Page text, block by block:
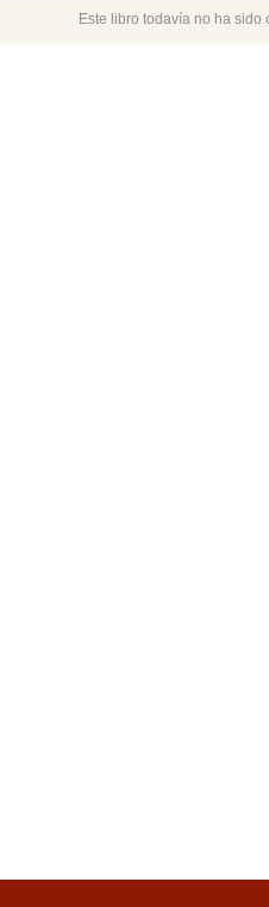
Este libro todavía no ha sido